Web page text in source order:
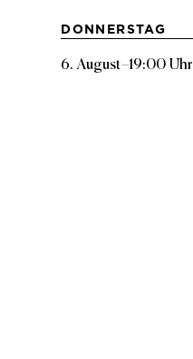
DONNERSTAG
6. August–19:00 Uhr